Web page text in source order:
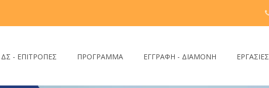
ΔΣ - ΕΠΙΤΡΟΠΕΣ ΠΡΟΓΡΑΜΜΑ ΕΓΓΡΑΦΗ - ΔΙΑΜΟΝΗ ΕΡΓΑΣΙΕΣ